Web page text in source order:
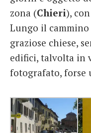
zona (Chieri),
Lungo il cammino
graziose chiese,
edifici, talvolta in
fotografato, forse